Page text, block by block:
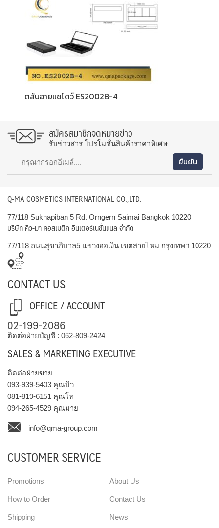
ตลับอายแชโดว์ ES2002B-4
สมัครสมาชิกจดหมายข่าว
รับข่าวสาร โปรโมชั่นสินค้าราคาพิเศษ
Q-MA COSMETICS INTERNATIONAL CO.,LTD.
77/118 Sukhapiban 5 Rd. Orngern Saimai Bangkok 10220
บริษัท คิว-มา คอสเมติก อินเตอร์เนชั่นแนล จำกัด
77/118 ถนนสุขาภิบาล5 แขวงออเงิน เขตสายไหม กรุงเทพฯ 10220
CONTACT US
OFFICE / ACCOUNT
02-199-2086
ติดต่อฝ่ายบัญชี : 062-809-2424
SALES & MARKETING EXECUTIVE
ติดต่อฝ่ายขาย
093-939-5403 คุณบิว
081-819-6151 คุณโท
094-265-4529 คุณมาย
info@qma-group.com
CUSTOMER SERVICE
Promotions
How to Order
Shipping
About Us
Contact Us
News